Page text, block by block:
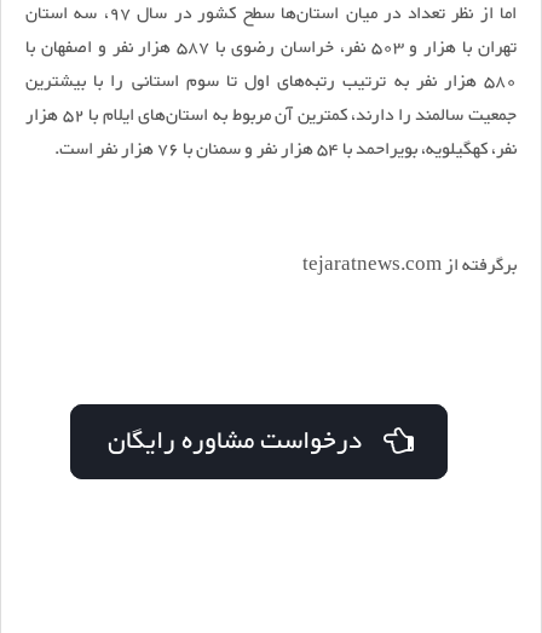
اما از نظر تعداد در میان استان‌ها سطح کشور در سال 97، سه استان
تهران با هزار و 503 نفر، خراسان رضوی با 587 هزار نفر و اصفهان با
580 هزار نفر به ترتیب رتبه‌های اول تا سوم استانی را با بیشترین
جمعیت سالمند را دارند، کمترین آن مربوط به استان‌های ایلام با 52 هزار
نفر، کهگیلویه، بویراحمد با 54 هزار نفر و سمنان با 76 هزار نفر است.
برگرفته از tejaratnews.com